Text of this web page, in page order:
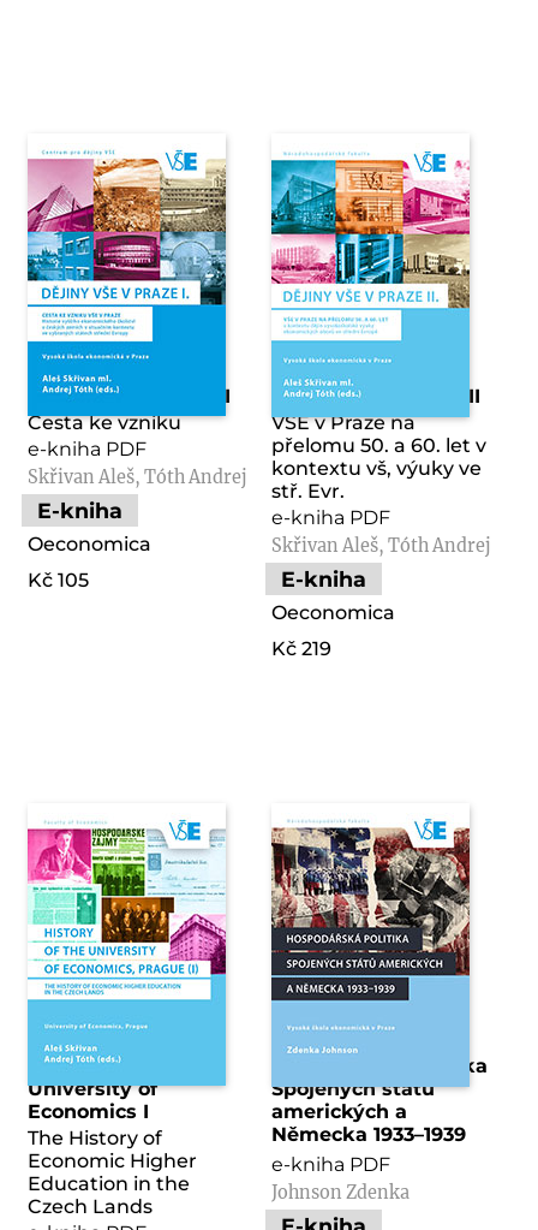
Dějiny VŠE v Praze I
Cesta ke vzniku
e-kniha PDF
Skřivan Aleš, Tóth Andrej
E-kniha
Oeconomica
Kč 105
Dějiny VŠE v Praze II
VŠE v Praze na
přelomu 50. a 60. let v
kontextu vš, výuky ve
stř. Evr.
e-kniha PDF
Skřivan Aleš, Tóth Andrej
E-kniha
Oeconomica
Kč 219
History of the
University of
Economics I
The History of
Economic Higher
Education in the
Czech Lands
Hospodářská politika
Spojených států
amerických a
Německa 1933–1939
e-kniha PDF
Johnson Zdenka